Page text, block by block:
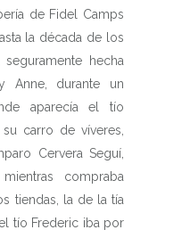
de Fidel Camps
la década de los
hecha
Anne, durante un
aparecía el tío
carro de víveres,
Cervera Seguí,
compraba
tiendas, la de la tía
tío Frederic iba por